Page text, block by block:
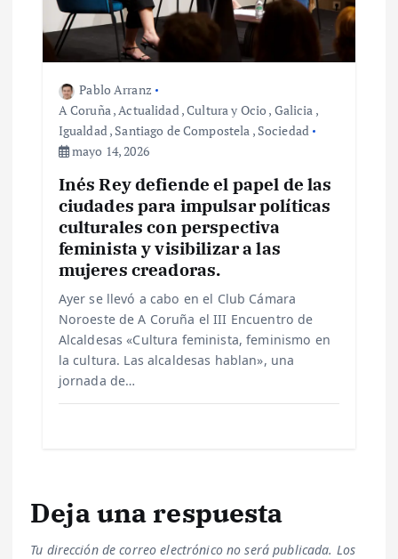
Pablo Arranz
A Coruña,Actualidad,Cultura y Ocio , Galicia ,
Igualdad, Santiago de Compostela , Sociedad
mayo 14, 2026
Inés Rey defiende el papel de las
ciudades para impulsar políticas
culturales con perspectiva
feminista y visibilizar a las
mujeres creadoras.
Ayer se llevó a cabo en el Club Cámara
Noroeste de A Coruña el III Encuentro de
Alcaldesas «Cultura feminista, feminismo en
la cultura. Las alcaldesas hablan», una
jornada de…
Deja una respuesta
Tu dirección de correo electrónico no será publicada. Los